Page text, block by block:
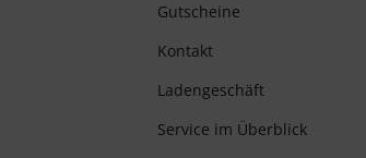
Gutscheine
Kontakt
Ladengeschäft
Service im Überblick